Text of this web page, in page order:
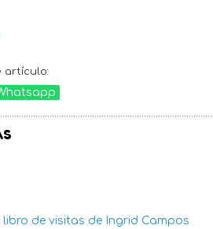
artículo:
libro de visitas de Ingrid Campos